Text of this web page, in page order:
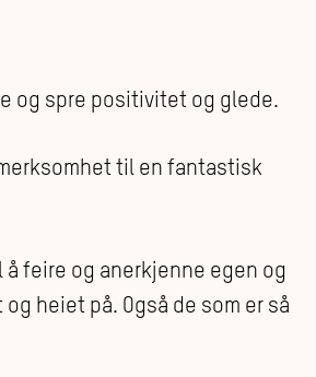
og spre positivitet og glede.
til en fantastisk
feire og anerkjenne egen og
heiet på. Også de som er så